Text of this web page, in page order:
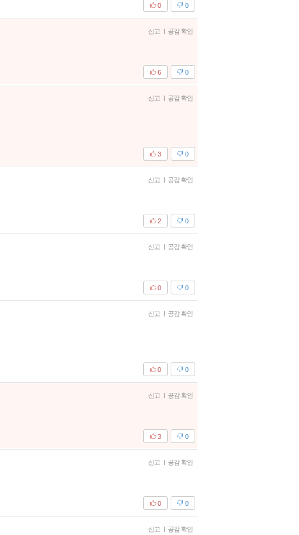
0
0
신고 공감 확인
0
6
신고 공감 확인
0
3
신고 공감 확인
0
2
신고 공감 확인
0
0
신고 공감 확인
0
0
신고 공감 확인
0
3
신고 공감 확인
0
0
신고 공감 확인